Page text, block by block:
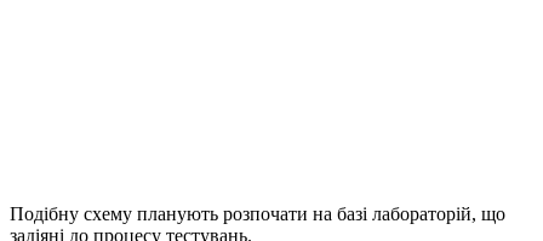
Подібну схему планують розпочати на базі лабораторій, що
задіяні до процесу тестувань.